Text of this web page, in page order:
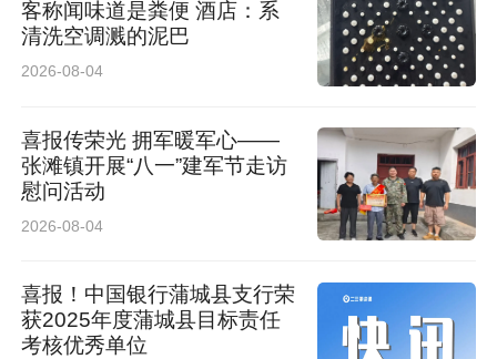
（吕小慧 刘建强）
客称闻味道是粪便 酒店：系
清洗空调溅的泥巴
2026-08-04
喜报传荣光 拥军暖军心——
张滩镇开展“八一”建军节走访
慰问活动
2026-08-04
喜报！中国银行蒲城县支行荣
获2025年度蒲城县目标责任
考核优秀单位